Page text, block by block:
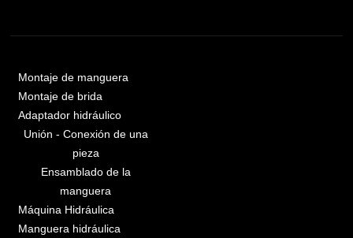
Montaje de manguera
Montaje de brida
Adaptador hidráulico
Unión - Conexión de una
pieza
Ensamblado de la
manguera
Máquina Hidráulica
Manguera hidráulica